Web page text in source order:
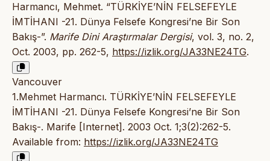
Harmancı, Mehmet. “TÜRKİYE’NİN FELSEFEYLE
İMTİHANI -21. Dünya Felsefe Kongresi’ne Bir Son
Bakış-”. Marife Dini Araştırmalar Dergisi, vol. 3, no. 2,
Oct. 2003, pp. 262-5, https://izlik.org/JA33NE24TG.
Vancouver
1.Mehmet Harmancı. TÜRKİYE’NİN FELSEFEYLE
İMTİHANI -21. Dünya Felsefe Kongresi’ne Bir Son
Bakış-. Marife [Internet]. 2003 Oct. 1;3(2):262-5.
Available from: https://izlik.org/JA33NE24TG